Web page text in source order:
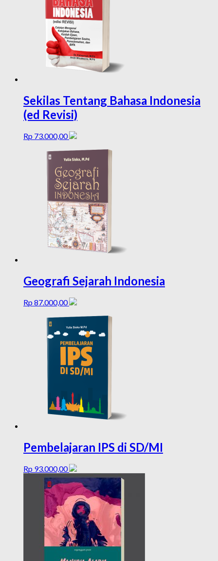
Sekilas Tentang Bahasa Indonesia
(ed Revisi)
Rp 73.000,00
Geografi Sejarah Indonesia
Rp 87.000,00
Pembelajaran IPS di SD/MI
Rp 93.000,00